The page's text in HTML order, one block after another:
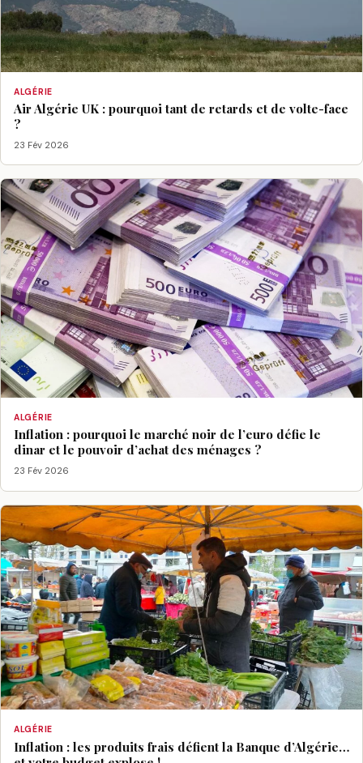
ALGÉRIE
Air Algérie UK : pourquoi tant de retards et de volte-face
?
23 Fév 2026
ALGÉRIE
Inflation : pourquoi le marché noir de l’euro défie le
dinar et le pouvoir d’achat des ménages ?
23 Fév 2026
ALGÉRIE
Inflation : les produits frais défient la Banque d’Algérie…